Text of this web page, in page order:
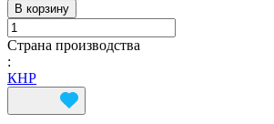
В корзину
Страна производства
:
КНР